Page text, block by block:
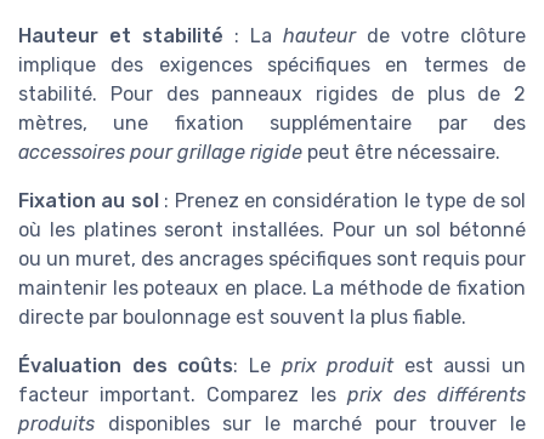
Hauteur et stabilité : La hauteurde votre clôture
implique des exigences spécifiques en termes de
stabilité. Pour des panneaux rigides de plus de 2
mètres, une fixation supplémentaire par des
accessoires pour grillage rigide peut être nécessaire.
Fixation au sol: Prenez en considération le type de sol
où les platines seront installées. Pour un sol bétonné
ou un muret, des ancrages spécifiques sont requis pour
maintenir les poteaux en place. La méthode de fixation
directe par boulonnage est souvent la plus fiable.
Évaluation des coûts: Le prix produitest aussi un
facteur important. Comparez les prix des différents
produits disponibles sur le marché pour trouver le